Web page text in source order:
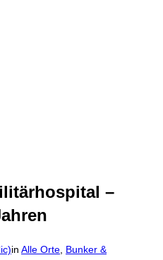
–
in Alle Orte Bunker &